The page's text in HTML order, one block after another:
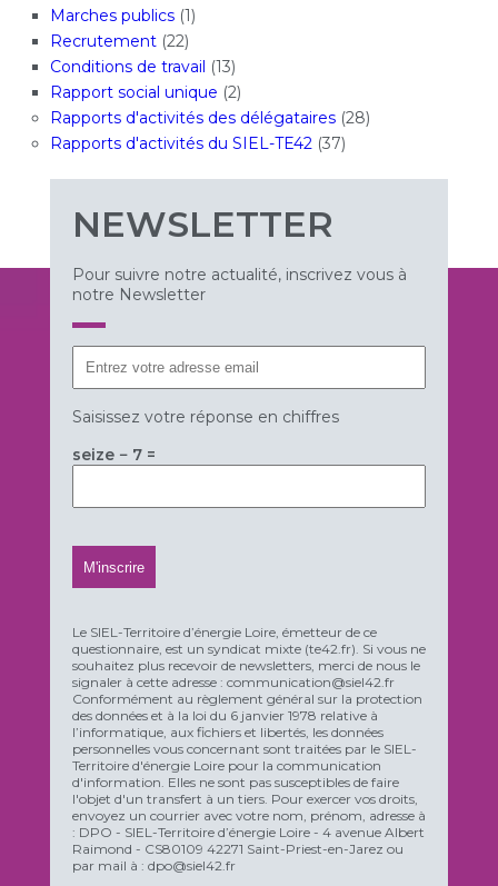
Marches publics(1)
Recrutement(22)
Conditions de travail (13)
Rapport social unique (2)
Rapports d'activités des délégataires(28)
Rapports d'activités du SIEL-TE42(37)
NEWSLETTER
Pour suivre notre actualité, inscrivez vous à
notre Newsletter
Saisissez votre réponse en chiffres
seize − 7 =
Le SIEL-Territoire d’énergie Loire, émetteur de ce
questionnaire, est un syndicat mixte (te42.fr). Si vous ne
souhaitez plus recevoir de newsletters, merci de nous le
signaler à cette adresse : communication@siel42.fr
Conformément au règlement général sur la protection
des données et à la loi du 6 janvier 1978 relative à
l’informatique, aux fichiers et libertés, les données
personnelles vous concernant sont traitées par le SIEL-
Territoire d'énergie Loire pour la communication
d'information. Elles ne sont pas susceptibles de faire
l'objet d'un transfert à un tiers. Pour exercer vos droits,
envoyez un courrier avec votre nom, prénom, adresse à
: DPO - SIEL-Territoire d’énergie Loire - 4 avenue Albert
Raimond - CS80109 42271 Saint-Priest-en-Jarez ou
par mail à : dpo@siel42.fr